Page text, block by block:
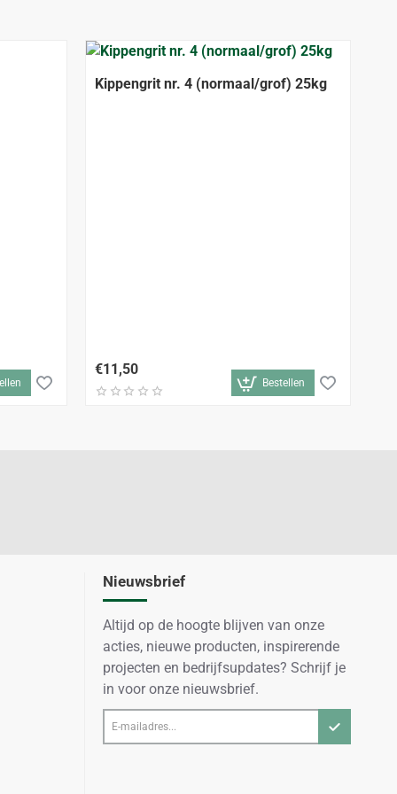
Kippengrit nr. 4 (normaal/grof) 25kg
€11,50
Bestellen
Nieuwsbrief
Altijd op de hoogte blijven van onze
acties, nieuwe producten, inspirerende
projecten en bedrijfsupdates? Schrijf je
in voor onze nieuwsbrief.
E-
mailadres...